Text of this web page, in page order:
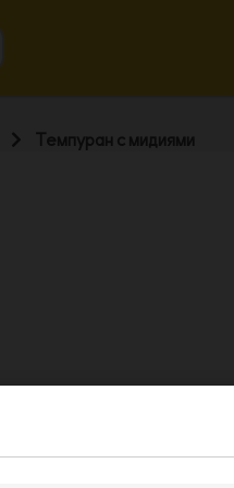
Темпуран с мидиями